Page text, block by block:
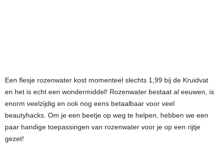
Een flesje rozenwater kost momenteel slechts 1,99 bij de Kruidvat
en het is echt een wondermiddel! Rozenwater bestaat al eeuwen, is
enorm veelzijdig en ook nog eens betaalbaar voor veel
beautyhacks. Om je een beetje op weg te helpen, hebben we een
paar handige toepassingen van rozenwater voor je op een rijtje
gezet!